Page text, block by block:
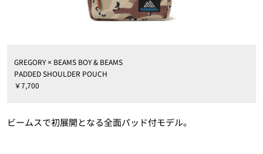
GREGORY × BEAMS BOY & BEAMS
PADDED SHOULDER POUCH
￥7,700
ビームスで初展開となる全面パッド付モデル。